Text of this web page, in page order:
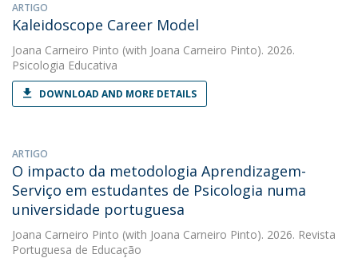
ARTIGO
Kaleidoscope Career Model
Joana Carneiro Pinto (with Joana Carneiro Pinto). 2026.
Psicologia Educativa
DOWNLOAD AND MORE DETAILS
ARTIGO
O impacto da metodologia Aprendizagem-
Serviço em estudantes de Psicologia numa
universidade portuguesa
Joana Carneiro Pinto (with Joana Carneiro Pinto). 2026. Revista
Portuguesa de Educação